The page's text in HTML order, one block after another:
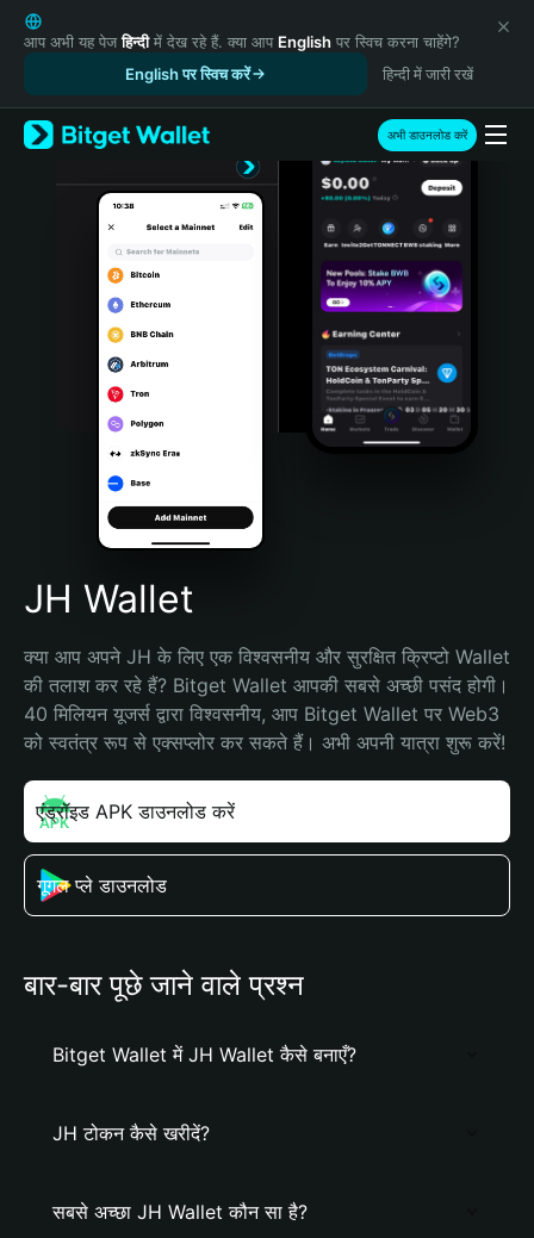
English
日本語
Русский
Español (Latinoamérica)
Türkçe
Português (Portugal)
Bahasa Indonesia
Português (Brasil)
Español (Argentina)
आप अभी यह पेजहिन्दीमें देख रहे हैं. क्या आप English पर स्विच करना चाहेंगे?
English पर स्विच करें
हिन्दी में जारी रखें
अभी डाउनलोड करें
JH Wallet
क्या आप अपने JH के लिए एक विश्वसनीय और सुरक्षित क्रिप्टो Wallet
की तलाश कर रहे हैं? Bitget Wallet आपकी सबसे अच्छी पसंद होगी।
40 मिलियन यूजर्स द्वारा विश्वसनीय, आप Bitget Wallet पर Web3
को स्वतंत्र रूप से एक्सप्लोर कर सकते हैं। अभी अपनी यात्रा शुरू करें!
एंड्रॉइड APK डाउनलोड करें
गूगल प्ले डाउनलोड
बार-बार पूछे जाने वाले प्रश्न
Bitget Wallet में JH Wallet कैसे बनाएँ?
JH टोकन कैसे खरीदें?
सबसे अच्छा JH Wallet कौन सा है?